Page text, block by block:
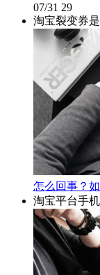
07/31 29
淘宝裂变券
怎么回事？
淘宝平台手